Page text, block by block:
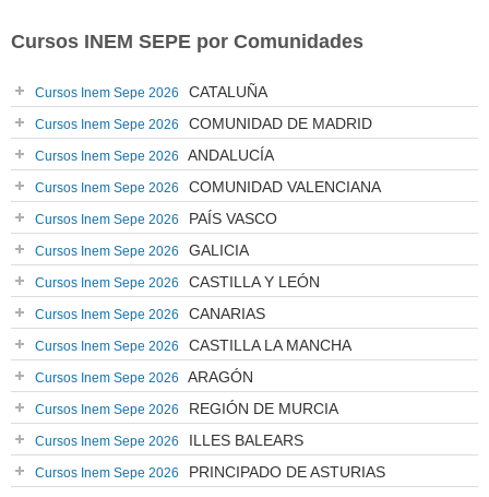
Cursos INEM SEPE por Comunidades
Cursos Inem Sepe 2026 CATALUÑA
Cursos Inem Sepe 2026 COMUNIDAD DE MADRID
Cursos Inem Sepe 2026 ANDALUCÍA
Cursos Inem Sepe 2026 COMUNIDAD VALENCIANA
Cursos Inem Sepe 2026 PAÍS VASCO
Cursos Inem Sepe 2026 GALICIA
Cursos Inem Sepe 2026 CASTILLA Y LEÓN
Cursos Inem Sepe 2026 CANARIAS
Cursos Inem Sepe 2026 CASTILLA LA MANCHA
Cursos Inem Sepe 2026 ARAGÓN
Cursos Inem Sepe 2026 REGIÓN DE MURCIA
Cursos Inem Sepe 2026 ILLES BALEARS
Cursos Inem Sepe 2026 PRINCIPADO DE ASTURIAS